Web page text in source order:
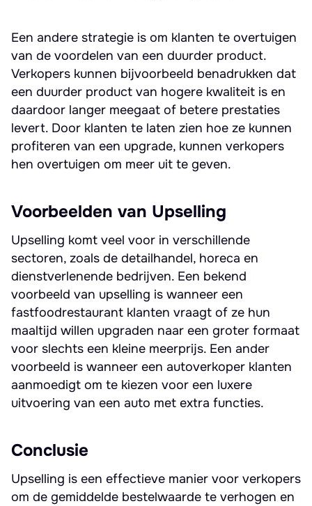
Een andere strategie is om klanten te overtuigen
van de voordelen van een duurder product.
Verkopers kunnen bijvoorbeeld benadrukken dat
een duurder product van hogere kwaliteit is en
daardoor langer meegaat of betere prestaties
levert. Door klanten te laten zien hoe ze kunnen
profiteren van een upgrade, kunnen verkopers
hen overtuigen om meer uit te geven.
Voorbeelden van Upselling
Upselling komt veel voor in verschillende
sectoren, zoals de detailhandel, horeca en
dienstverlenende bedrijven. Een bekend
voorbeeld van upselling is wanneer een
fastfoodrestaurant klanten vraagt of ze hun
maaltijd willen upgraden naar een groter formaat
voor slechts een kleine meerprijs. Een ander
voorbeeld is wanneer een autoverkoper klanten
aanmoedigt om te kiezen voor een luxere
uitvoering van een auto met extra functies.
Conclusie
Upselling is een effectieve manier voor verkopers
om de gemiddelde bestelwaarde te verhogen en